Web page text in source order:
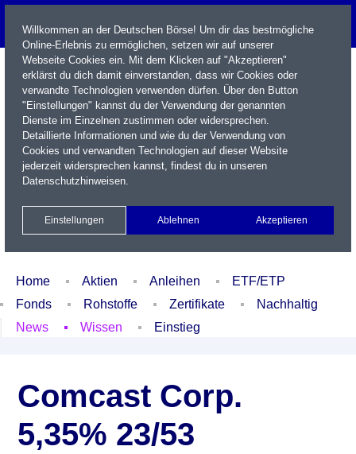
Name / WKN / ISIN / Kürzel
Xetra Realtime
Watchlist Portfolio Login
Home Aktien Anleihen
ETF/ETP
Fonds
Rohstoffe Zertifikate
Nachhaltig
News
Wissen Einstieg
Comcast Corp.
5,35% 23/53
Willkommen an der Deutschen Börse! Um dir das bestmögliche
Online-Erlebnis zu ermöglichen, setzen wir auf unserer
Webseite Cookies ein. Mit dem Klicken auf "Akzeptieren"
erklärst du dich damit einverstanden, dass wir Cookies oder
verwandte Technologien verwenden dürfen. Über den Button
"Einstellungen" kannst du der Verwendung der genannten
Dienste im Einzelnen zustimmen oder widersprechen.
Detaillierte Informationen und wie du der Verwendung von
Cookies und verwandten Technologien auf dieser Website
jederzeit widersprechen kannst, findest du in unseren
Datenschutzhinweisen.
Einstellungen Ablehnen Akzeptieren